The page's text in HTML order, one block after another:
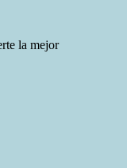
la mejor